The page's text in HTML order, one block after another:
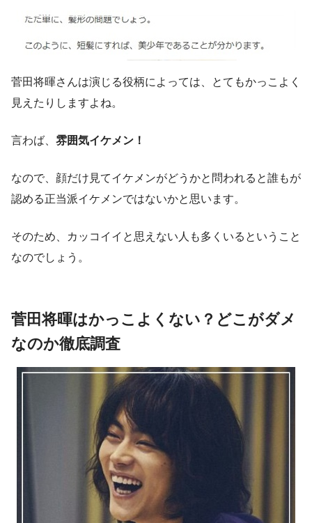
菅田将暉さんは演じる役柄によっては、とてもかっこよく
見えたりしますよね。
言わば、 雰囲気イケメン！
なので、顔だけ見てイケメンがどうかと問われると誰もが
認める正当派イケメンではないかと思います。
そのため、カッコイイと思えない人も多くいるということ
なのでしょう。
菅田将暉はかっこよくない？どこがダメ
なのか徹底調査